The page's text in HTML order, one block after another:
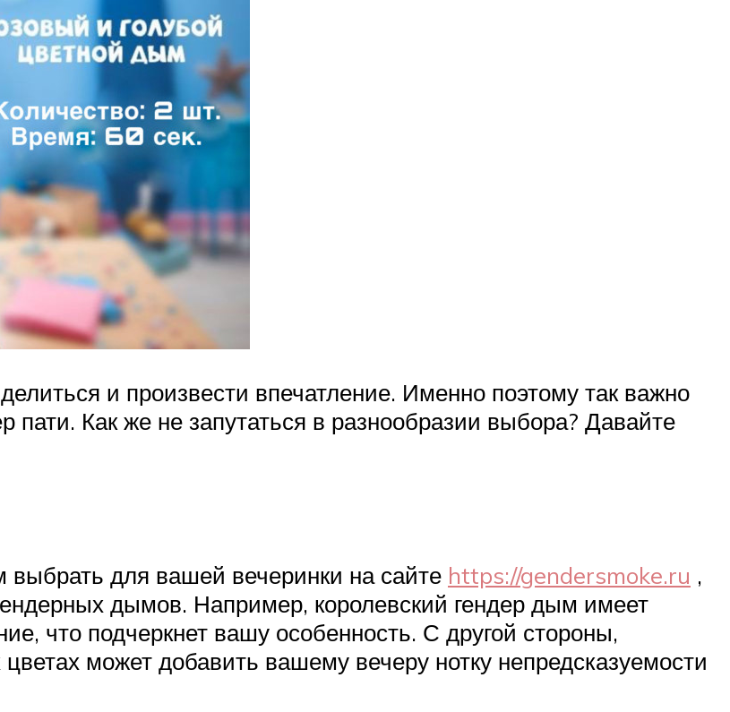
и произвести впечатление. Именно поэтому так важно
Как же не запутаться в разнообразии выбора? Давайте
для вашей вечеринки на сайте https://gendersmoke.ru ,
дымов. Например, королевский гендер дым имеет
что подчеркнет вашу особенность. С другой стороны,
может добавить вашему вечеру нотку непредсказуемости